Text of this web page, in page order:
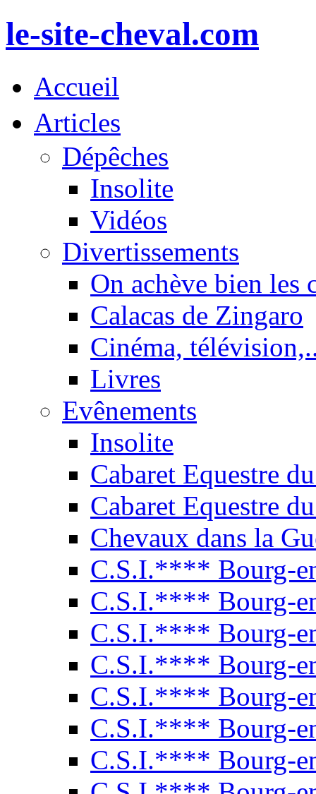
le-site-cheval.com
Accueil
Articles
Dépêches
Insolite
Vidéos
Divertissements
On achève bien les
Calacas de Zingaro
Cinéma,
Livres
Evênements
Insolite
Cabaret Equestre
Cabaret Equestre
Chevaux dans la
C.S.I.**** Bourg-
C.S.I.**** Bourg-
C.S.I.**** Bourg-
C.S.I.**** Bourg-
C.S.I.**** Bourg-
C.S.I.**** Bourg-
C.S.I.**** Bourg-